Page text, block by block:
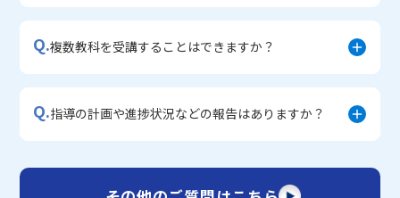
Q.複数教科を受講することはできますか？
Q.指導の計画や進捗状況などの報告はありますか？